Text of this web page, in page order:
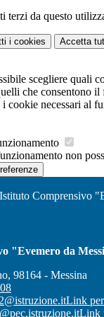
terzi da questo
i cookies Accetta
scegliere quali
che consentono
cookie necessari al
non
Comprensivo
"Evemero da
98164 - Messina
Link
Link